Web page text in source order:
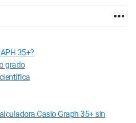
35+?
grado
Casio Graph 35+ sin